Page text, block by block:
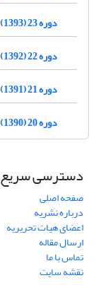
دوره 23 (1393)
دوره 22 (1392)
دوره 21 (1391)
دوره 20 (1390)
دسترسی سریع
صفحه اصلی
درباره نشریه
اعضای هیات تحریریه
ارسال مقاله
تماس با ما
نقشه سایت